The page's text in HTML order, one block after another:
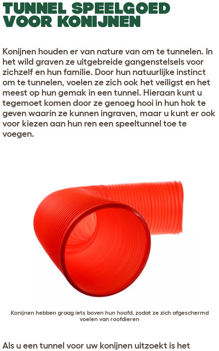
TUNNEL SPEELGOED
VOOR KONIJNEN
Konijnen houden er van nature van om te tunnelen. In
het wild graven ze uitgebreide gangenstelsels voor
zichzelf en hun familie. Door hun natuurlijke instinct
om te tunnelen, voelen ze zich ook het veiligst en het
meest op hun gemak in een tunnel. Hieraan kunt u
tegemoet komen door ze genoeg hooi in hun hok te
geven waarin ze kunnen ingraven, maar u kunt er ook
voor kiezen aan hun ren een speeltunnel toe te
voegen.
Konijnen hebben graag iets boven hun hoofd, zodat ze zich afgeschermd
voelen van roofdieren
Als u een tunnel voor uw konijnen uitzoekt is het